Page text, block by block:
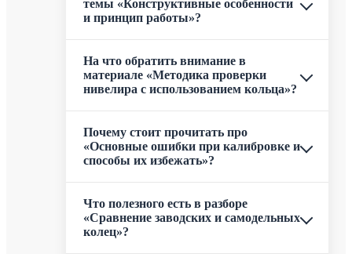
темы «Конструктивные особенности
и принцип работы»?
На что обратить внимание в
материале «Методика проверки
нивелира с использованием кольца»?
Почему стоит прочитать про
«Основные ошибки при калибровке и
способы их избежать»?
Что полезного есть в разборе
«Сравнение заводских и самодельных
колец»?